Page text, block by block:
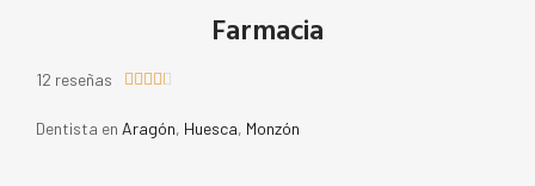
Farmacia
12 reseñas     
Dentista en Aragón, Huesca, Monzón